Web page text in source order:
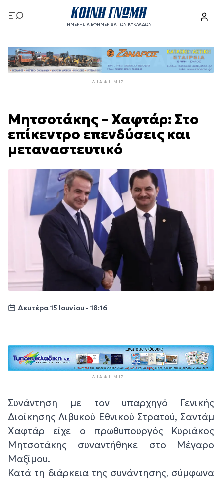
προς
το
περιεχόμενο
ΗΜΕΡΗΣΙΑ ΕΦΗΜΕΡΙΔΑ ΤΩΝ ΚΥΚΛΑΔΩΝ
προς
το
κυρίως
ΔΙΑΦΉΜΙΣΗ
Μητσοτάκης – Χαφτάρ: Στο
επίκεντρο επενδύσεις και
μεταναστευτικό
Δευτέρα 15 Ιουνίου - 18:16
ΔΙΑΦΉΜΙΣΗ
Συνάντηση με τον υπαρχηγό Γενικής
Διοίκησης Λιβυκού Εθνικού Στρατού, Σαντάμ
Χαφτάρ είχε ο πρωθυπουργός Κυριάκος
Μητσοτάκης συναντήθηκε στο Μέγαρο
Μαξίμου.
Κατά τη διάρκεια της συνάντησης, σύμφωνα